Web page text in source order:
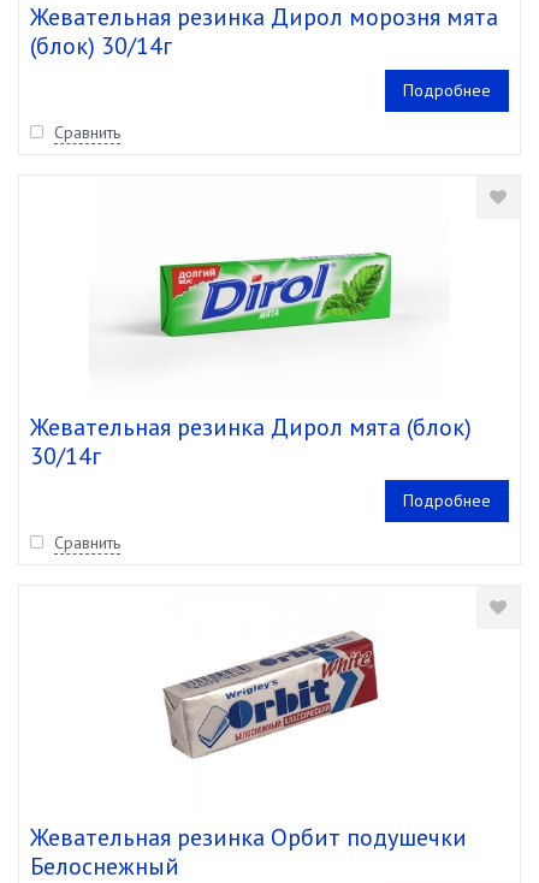
Жевательная резинка Дирол морозня мята
(блок) 30/14г
Подробнее
Сравнить
Жевательная резинка Дирол мята (блок)
30/14г
Подробнее
Сравнить
Жевательная резинка Орбит подушечки
Белоснежный